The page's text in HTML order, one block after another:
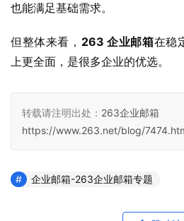
也能满足基础需求。
但整体来看， 263 企业邮箱在稳
上更全面，是很多企业的优选。
转载请注明出处： 263企业邮箱
https://www.263.net/blog/
企业邮箱-263企业邮箱专题